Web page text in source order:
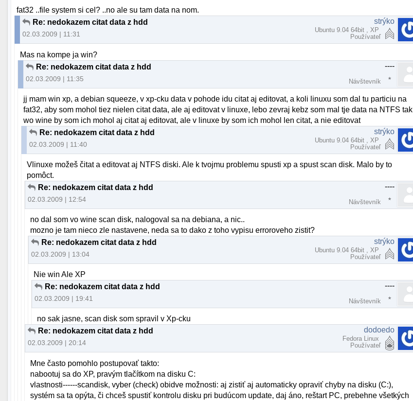
fat32 ..file system si cel? ..no ale su tam data na nom.
Re: nedokazem citat data z hdd
02.03.2009 | 11:31
strýko
Ubuntu 9.04 64bit , XP
Používateľ
Mas na kompe ja win?
Re: nedokazem citat data z hdd
02.03.2009 | 11:35
----
Návštevník
jj mam win xp, a debian squeeze, v xp-cku data v pohode idu citat aj editovat, a koli linuxu som dal tu particiu na
fat32, aby som mohol tiez nielen citat data, ale aj editovat v linuxe, lebo zevraj kebz som mal tje data na NTFS tak
wo wine by som ich mohol aj citat aj editovat, ale v linuxe by som ich mohol len citat, a nie editovat
Re: nedokazem citat data z hdd
02.03.2009 | 11:40
strýko
Ubuntu 9.04 64bit , XP
Používateľ
Vlinuxe možeš čitat a editovat aj NTFS diski. Ale k tvojmu problemu spusti xp a spust scan disk. Malo by to
pomôct.
Re: nedokazem citat data z hdd
02.03.2009 | 12:54
----
Návštevník
no dal som vo wine scan disk, nalogoval sa na debiana, a nic..
mozno je tam nieco zle nastavene, neda sa to dako z toho vypisu erroroveho zistit?
Re: nedokazem citat data z hdd
02.03.2009 | 13:04
strýko
Ubuntu 9.04 64bit , XP
Používateľ
Nie win Ale XP
Re: nedokazem citat data z hdd
02.03.2009 | 19:41
----
Návštevník
no sak jasne, scan disk som spravil v Xp-cku
Re: nedokazem citat data z hdd
02.03.2009 | 20:14
dodoedo
Fedora Linux
Používateľ
Mne často pomohlo postupovať takto:
nabootuj sa do XP, pravým tlačítkom na disku C:
vlastnosti------scandisk, vyber (check) obidve možnosti: aj zistiť aj automaticky opraviť chyby na disku (C:),
systém sa ta opýta, či chceš spustiť kontrolu disku pri budúcom update, daj áno, reštart PC, prebehne všetkých